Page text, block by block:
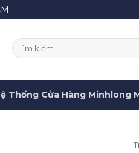
Tìm
kiếm:
Thống Cửa Hàng Minhlong